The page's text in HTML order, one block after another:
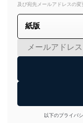
及び宛先メールアドレスの変
以下のプライバ